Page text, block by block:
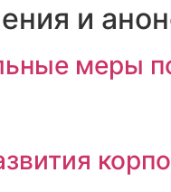
и
меры